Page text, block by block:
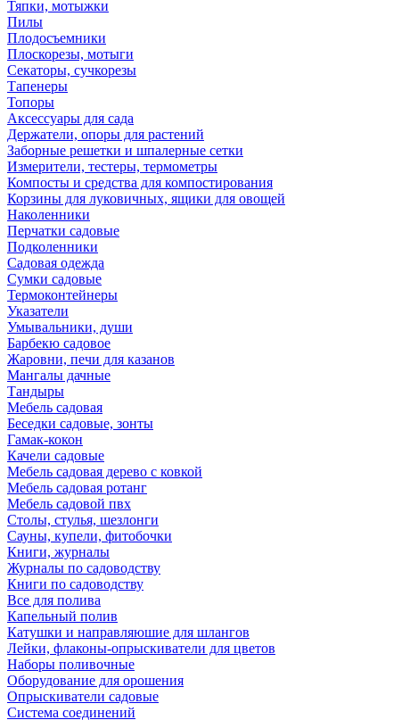
Тяпки, мотыжки
Пилы
Плодосъемники
Плоскорезы, мотыги
Секаторы, сучкорезы
Тапенеры
Топоры
Аксессуары для сада
Держатели, опоры для растений
Заборные решетки и шпалерные сетки
Измерители, тестеры, термометры
Компосты и средства для компостирования
Корзины для луковичных, ящики для овощей
Наколенники
Перчатки садовые
Подколенники
Садовая одежда
Сумки садовые
Термоконтейнеры
Указатели
Умывальники, души
Барбекю садовое
Жаровни, печи для казанов
Мангалы дачные
Тандыры
Мебель садовая
Беседки садовые, зонты
Гамак-кокон
Качели садовые
Мебель садовая дерево с ковкой
Мебель садовая ротанг
Мебель садовой пвх
Столы, стулья, шезлонги
Сауны, купели, фитобочки
Книги, журналы
Журналы по садоводству
Книги по садоводству
Все для полива
Капельный полив
Катушки и направляюшие для шлангов
Лейки, флаконы-опрыскиватели для цветов
Наборы поливочные
Оборудование для орошения
Опрыскиватели садовые
Система соединений